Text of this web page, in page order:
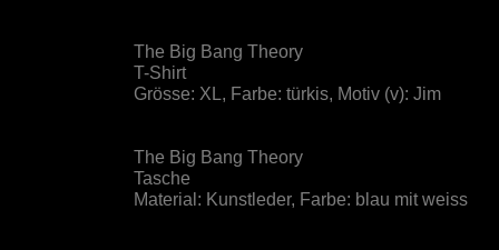
The Big Bang Theory
T-Shirt
Grösse: XL, Farbe: türkis, Motiv (v): Jim
The Big Bang Theory
Tasche
Material: Kunstleder, Farbe: blau mit weiss